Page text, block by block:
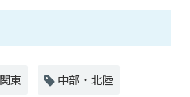
関東 中部・北陸